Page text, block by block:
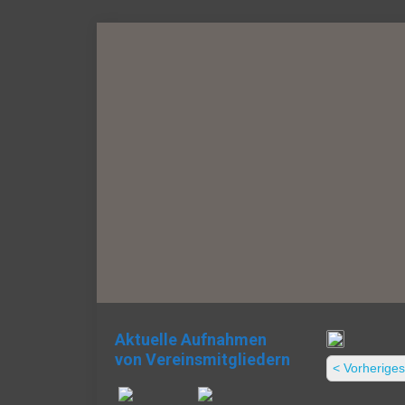
< Vorheriges
Aktuelle Aufnahmen
von Vereinsmitgliedern